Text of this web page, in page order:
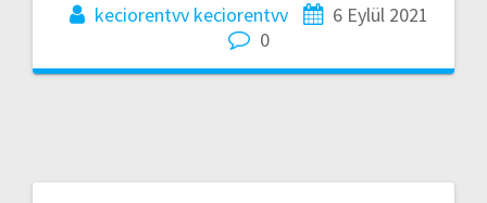
keciorentvv keciorentvv
6 Eylül 2021
0